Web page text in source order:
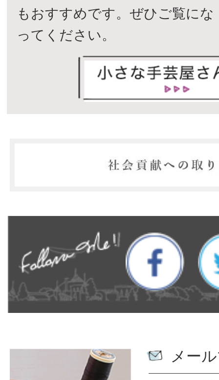
もおすすめです。ぜひご覧にな
ってください。
メー